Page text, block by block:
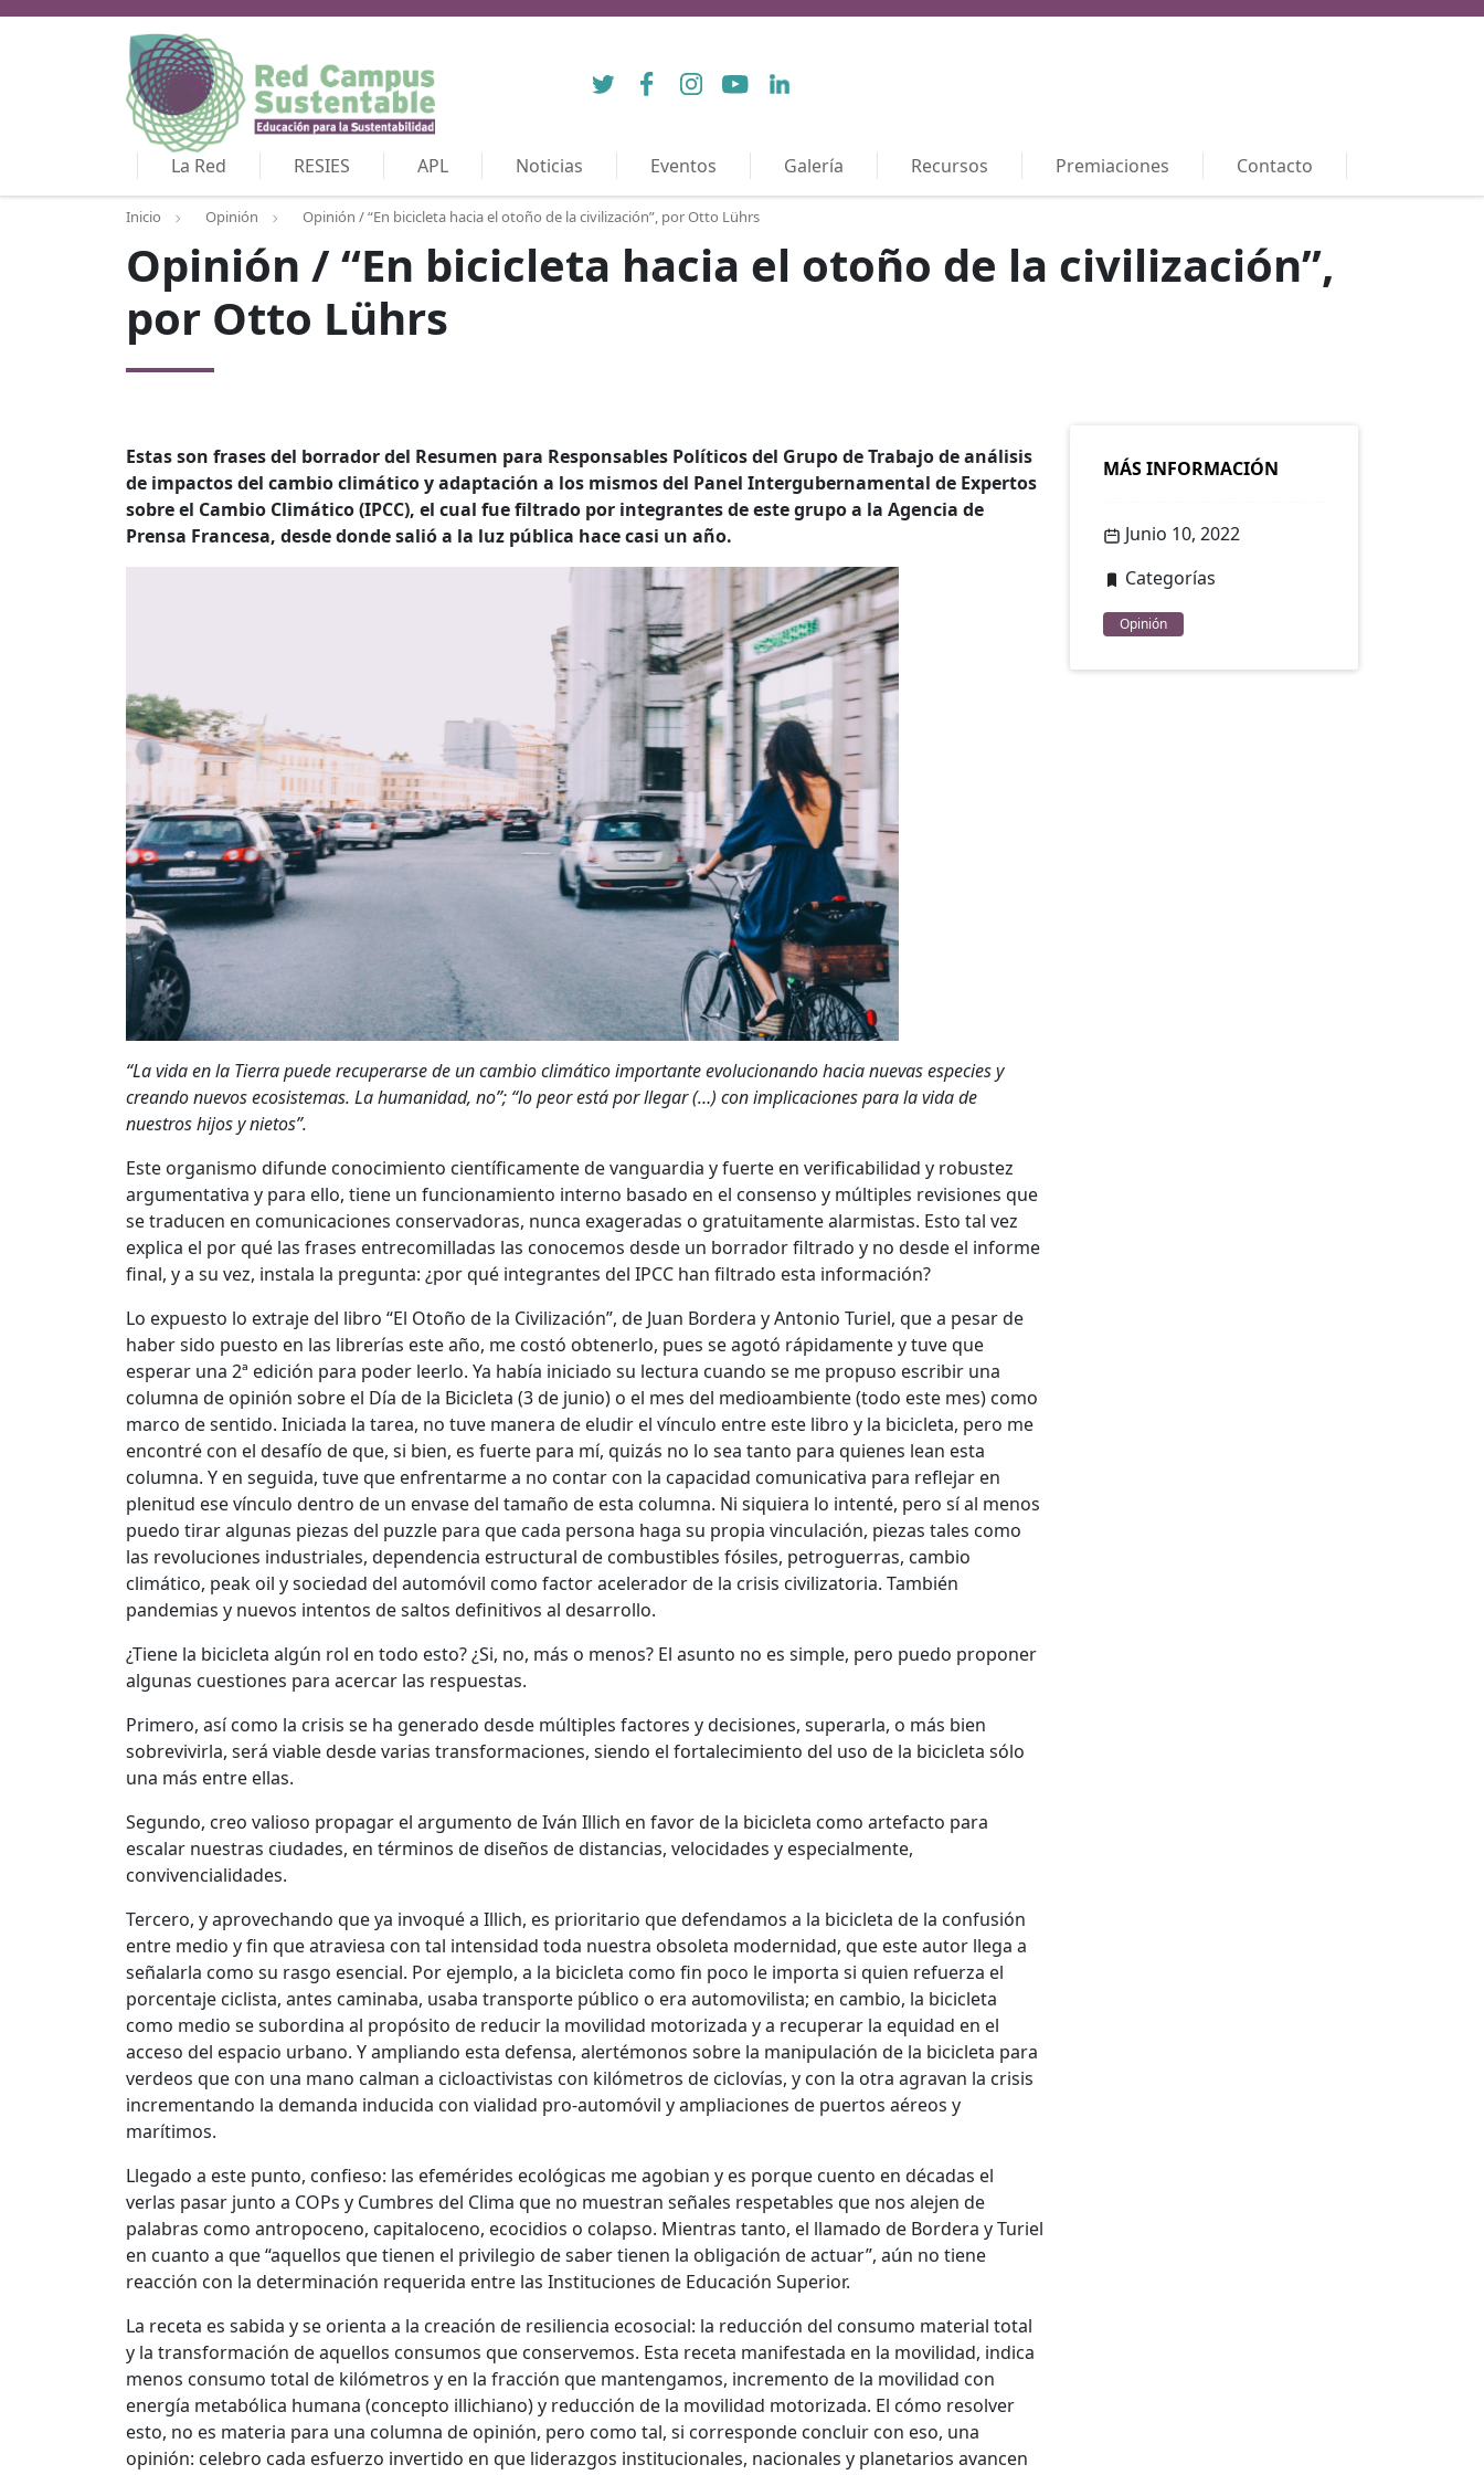
Twitter FacebookInstagramYouTubeLinkedIn
La Red RESIES APL Noticias Eventos Galería Recursos Premiaciones Contacto
Inicio Opinión Opinión / “En bicicleta hacia el otoño de la civilización”, por Otto Lührs
Opinión / “En bicicleta hacia el otoño de la civilización”,
por Otto Lührs
Estas son frases del borrador del Resumen para Responsables Políticos del Grupo de Trabajo de análisis
de impactos del cambio climático y adaptación a los mismos del Panel Intergubernamental de Expertos
sobre el Cambio Climático (IPCC), el cual fue filtrado por integrantes de este grupo a la Agencia de
Prensa Francesa, desde donde salió a la luz pública hace casi un año.
“La vida en la Tierra puede recuperarse de un cambio climático importante evolucionando hacia nuevas especies y
creando nuevos ecosistemas. La humanidad, no”; “lo peor está por llegar (…) con implicaciones para la vida de
nuestros hijos y nietos”.
Este organismo difunde conocimiento científicamente de vanguardia y fuerte en verificabilidad y robustez
argumentativa y para ello, tiene un funcionamiento interno basado en el consenso y múltiples revisiones que
se traducen en comunicaciones conservadoras, nunca exageradas o gratuitamente alarmistas. Esto tal vez
explica el por qué las frases entrecomilladas las conocemos desde un borrador filtrado y no desde el informe
final, y a su vez, instala la pregunta: ¿por qué integrantes del IPCC han filtrado esta información?
Lo expuesto lo extraje del libro “El Otoño de la Civilización”, de Juan Bordera y Antonio Turiel, que a pesar de
haber sido puesto en las librerías este año, me costó obtenerlo, pues se agotó rápidamente y tuve que
esperar una 2ª edición para poder leerlo. Ya había iniciado su lectura cuando se me propuso escribir una
columna de opinión sobre el Día de la Bicicleta (3 de junio) o el mes del medioambiente (todo este mes) como
marco de sentido. Iniciada la tarea, no tuve manera de eludir el vínculo entre este libro y la bicicleta, pero me
encontré con el desafío de que, si bien, es fuerte para mí, quizás no lo sea tanto para quienes lean esta
columna. Y en seguida, tuve que enfrentarme a no contar con la capacidad comunicativa para reflejar en
plenitud ese vínculo dentro de un envase del tamaño de esta columna. Ni siquiera lo intenté, pero sí al menos
puedo tirar algunas piezas del puzzle para que cada persona haga su propia vinculación, piezas tales como
las revoluciones industriales, dependencia estructural de combustibles fósiles, petroguerras, cambio
climático, peak oil y sociedad del automóvil como factor acelerador de la crisis civilizatoria. También
pandemias y nuevos intentos de saltos definitivos al desarrollo.
¿Tiene la bicicleta algún rol en todo esto? ¿Si, no, más o menos? El asunto no es simple, pero puedo proponer
algunas cuestiones para acercar las respuestas.
Primero, así como la crisis se ha generado desde múltiples factores y decisiones, superarla, o más bien
sobrevivirla, será viable desde varias transformaciones, siendo el fortalecimiento del uso de la bicicleta sólo
una más entre ellas.
Segundo, creo valioso propagar el argumento de Iván Illich en favor de la bicicleta como artefacto para
escalar nuestras ciudades, en términos de diseños de distancias, velocidades y especialmente,
convivencialidades.
Tercero, y aprovechando que ya invoqué a Illich, es prioritario que defendamos a la bicicleta de la confusión
entre medio y fin que atraviesa con tal intensidad toda nuestra obsoleta modernidad, que este autor llega a
señalarla como su rasgo esencial. Por ejemplo, a la bicicleta como fin poco le importa si quien refuerza el
porcentaje ciclista, antes caminaba, usaba transporte público o era automovilista; en cambio, la bicicleta
como medio se subordina al propósito de reducir la movilidad motorizada y a recuperar la equidad en el
acceso del espacio urbano. Y ampliando esta defensa, alertémonos sobre la manipulación de la bicicleta para
verdeos que con una mano calman a cicloactivistas con kilómetros de ciclovías, y con la otra agravan la crisis
incrementando la demanda inducida con vialidad pro-automóvil y ampliaciones de puertos aéreos y
marítimos.
Llegado a este punto, confieso: las efemérides ecológicas me agobian y es porque cuento en décadas el
verlas pasar junto a COPs y Cumbres del Clima que no muestran señales respetables que nos alejen de
palabras como antropoceno, capitaloceno, ecocidios o colapso. Mientras tanto, el llamado de Bordera y Turiel
en cuanto a que “aquellos que tienen el privilegio de saber tienen la obligación de actuar”, aún no tiene
reacción con la determinación requerida entre las Instituciones de Educación Superior.
La receta es sabida y se orienta a la creación de resiliencia ecosocial: la reducción del consumo material total
y la transformación de aquellos consumos que conservemos. Esta receta manifestada en la movilidad, indica
menos consumo total de kilómetros y en la fracción que mantengamos, incremento de la movilidad con
energía metabólica humana (concepto illichiano) y reducción de la movilidad motorizada. El cómo resolver
esto, no es materia para una columna de opinión, pero como tal, si corresponde concluir con eso, una
opinión: celebro cada esfuerzo invertido en que liderazgos institucionales, nacionales y planetarios avancen
MÁS INFORMACIÓN
Junio 10, 2022
Categorías
Opinión